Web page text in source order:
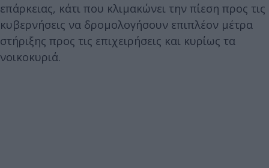
επάρκειας, κάτι που κλιμακώνει την πίεση προς τις
κυβερνήσεις να δρομολογήσουν επιπλέον μέτρα
στήριξης προς τις επιχειρήσεις και κυρίως τα
νοικοκυριά.